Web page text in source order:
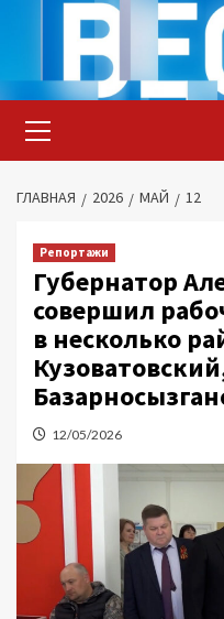
содержимому
меню
ГЛАВНАЯ 2026 МАЙ 12
Репортажи
Губернатор
совершил
в несколько
12/05/2026